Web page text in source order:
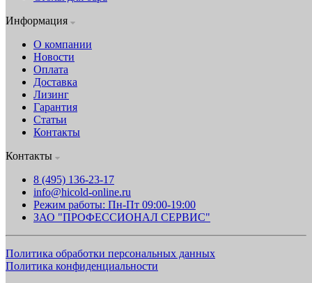
Информация
О компании
Новости
Оплата
Доставка
Лизинг
Гарантия
Статьи
Контакты
Контакты
8 (495) 136-23-17
info@hicold-online.ru
Режим работы: Пн-Пт 09:00-19:00
ЗАО "ПРОФЕССИОНАЛ СЕРВИС"
Политика обработки персональных данных
Политика конфиденциальности